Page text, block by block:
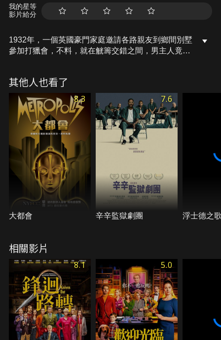
我的星等
影片給分
1932年，一個英國豪門家庭邀請各路親友到鄉間別墅
參加打獵會，不料，就在觥籌交錯之間，男主人竟然
其他人也看了
8.3
大都會
7.6
辛辛監獄劇團 浮士德之
相關影片
8.1 5.0